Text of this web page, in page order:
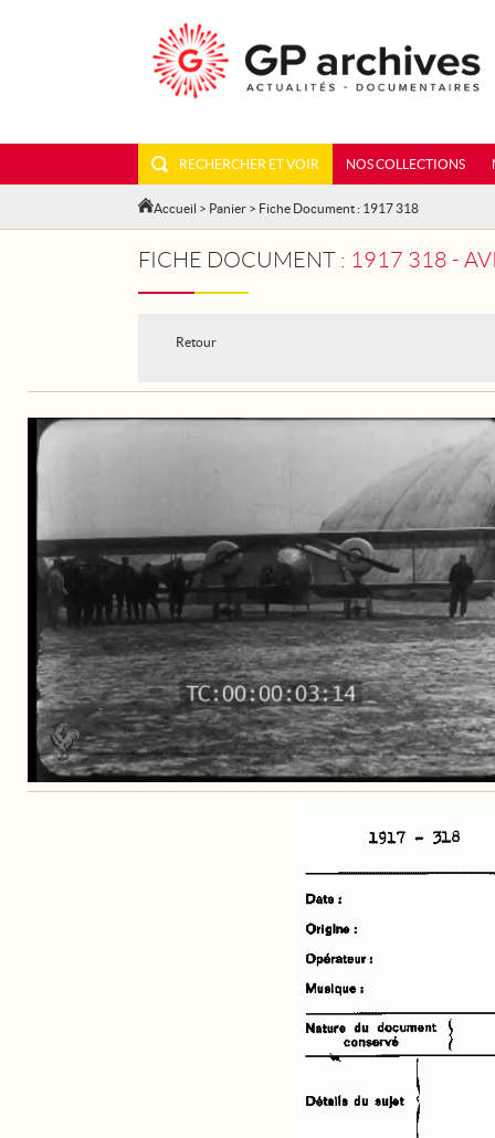
RECHERCHER ET VOIR NOS COLLECTIONS
Accueil > Panier > Fiche Document : 1917 318
FICHE DOCUMENT : 1917 318 -
Retour